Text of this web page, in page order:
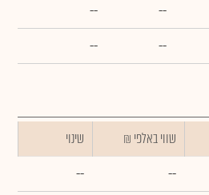
--
--
--
--
₪ שווי באלפי
שינוי
--
--